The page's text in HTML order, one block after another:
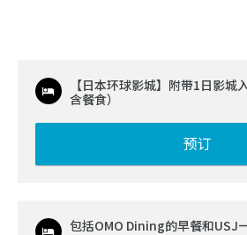
【日本环球影城】附带1日影城
含餐食）
预订
包括OMO Dining的早餐和USJ